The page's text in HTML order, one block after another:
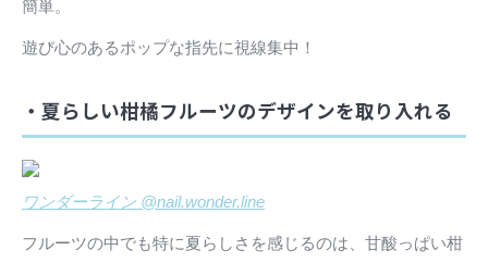
簡単。
遊び心のあるポップな指先に視線集中！
・夏らしい柑橘フルーツのデザインを取り入れる
ワンダーライン @nail.wonder.line
フルーツの中でも特に夏らしさを感じるのは、甘酸っぱい柑